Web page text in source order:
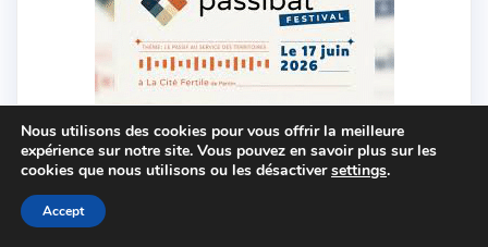
Nous utilisons des cookies pour vous offrir la meilleure
expérience sur notre site. Vous pouvez en savoir plus sur les
cookies que nous utilisons ou les désactiversettings.
Accept